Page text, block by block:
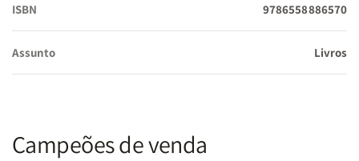
ISBN 9786558886570
Assunto Livros
Campeões de venda